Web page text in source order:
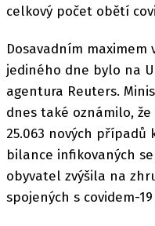
celkový počet obětí
Dosavadním
jediného dne bylo na
agentura Reuters.
dnes také oznámilo,
25.063 nových případů
bilance infikovaných
obyvatel zvýšila na
spojených s covidem-